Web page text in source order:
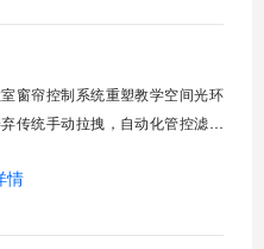
康，营造舒适教学环境。节能减
著，延长窗帘使用寿命，降低学
窗帘控制系统重塑教学空间光环
传统手动拉拽，自动化管控滤除
降耗。精准适配多媒体教学、考
园生态升级。智能光感调节1. 动
情